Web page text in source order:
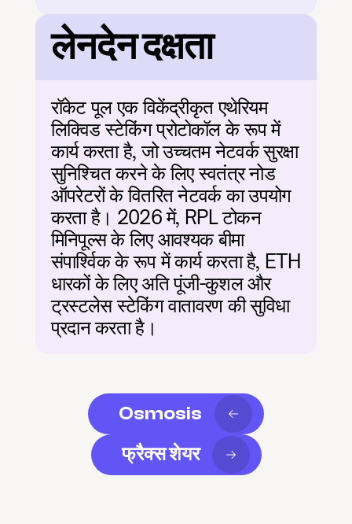
लेनदेन दक्षता
रॉकेट पूल एक विकेंद्रीकृत एथेरियम
लिक्विड स्टेकिंग प्रोटोकॉल के रूप में
कार्य करता है, जो उच्चतम नेटवर्क सुरक्षा
सुनिश्चित करने के लिए स्वतंत्र नोड
ऑपरेटरों के वितरित नेटवर्क का उपयोग
करता है। 2026 में, RPL टोकन
मिनिपूल्स के लिए आवश्यक बीमा
संपार्श्विक के रूप में कार्य करता है, ETH
धारकों के लिए अति पूंजी-कुशल और
ट्रस्टलेस स्टेकिंग वातावरण की सुविधा
प्रदान करता है।
Osmosis
फ्रैक्स शेयर